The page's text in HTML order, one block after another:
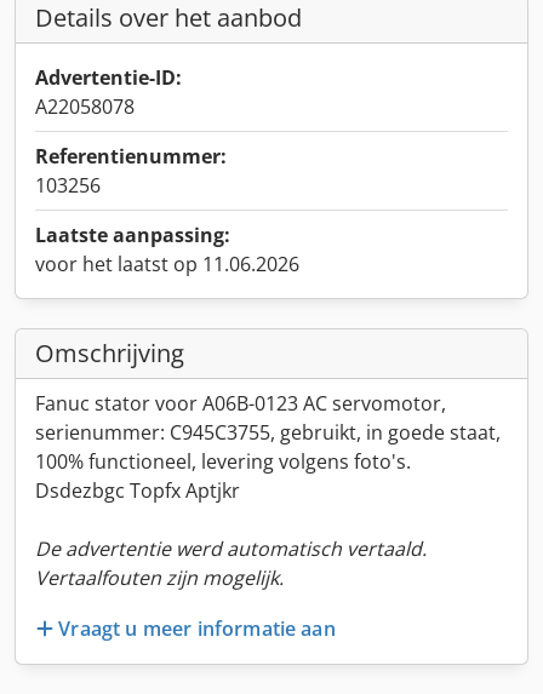
Details over het aanbod
Advertentie-ID:
A22058078
Referentienummer:
103256
Laatste aanpassing:
voor het laatst op 11.06.2026
Omschrijving
Fanuc stator voor A06B-0123 AC servomotor,
serienummer: C945C3755, gebruikt, in goede staat,
100% functioneel, levering volgens foto's.
Dsdezbgc Topfx Aptjkr
De advertentie werd automatisch vertaald.
Vertaalfouten zijn mogelijk.
Vraagt u meer informatie aan